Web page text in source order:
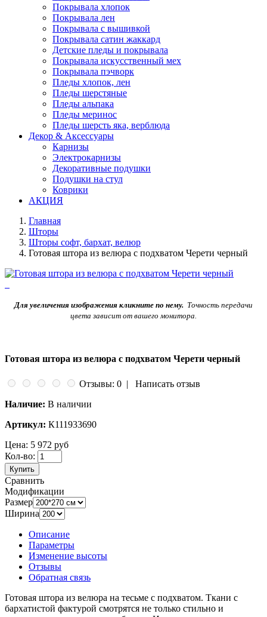
Покрывала хлопок
Покрывала лен
Покрывала с вышивкой
Покрывала сатин жаккард
Детские пледы и покрывала
Покрывала искусственный мех
Покрывала пэчворк
Пледы хлопок, лен
Пледы шерстяные
Пледы альпака
Пледы меринос
Пледы шерсть яка, верблюда
Декор & Аксессуары
Карнизы
Электрокарнизы
Декоративные подушки
Подушки на стул
Коврики
АКЦИЯ
Главная
Шторы
Шторы софт, бархат, велюр
Готовая штора из велюра с подхватом Черети черный
Для увеличения изображения кликните по нему. Точность передачи
цвета зависит от вашего монитора.
Готовая штора из велюра с подхватом Черети черный
Отзывы: 0 | Написать отзыв
Наличие: В наличии
Артикул: К111933690
Цена: 5 972 руб
Кол-во:
Купить
Сравнить
Модификации
Размер
Ширина
Описание
Параметры
Изменение высоты
Отзывы
Обратная связь
Готовая штора из велюра на тесьме с подхватом. Ткани с
бархатистой фактурой смотрятся не только стильно и